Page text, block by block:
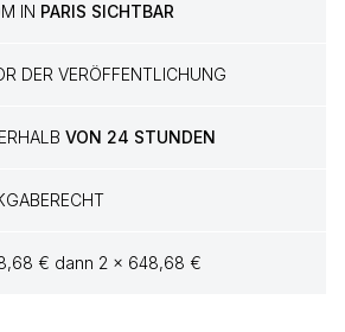
IN PARIS SICHTBAR
DER VERÖFFENTLICHUNG
VON 24 STUNDEN
€ dann 2 x 648,68 €